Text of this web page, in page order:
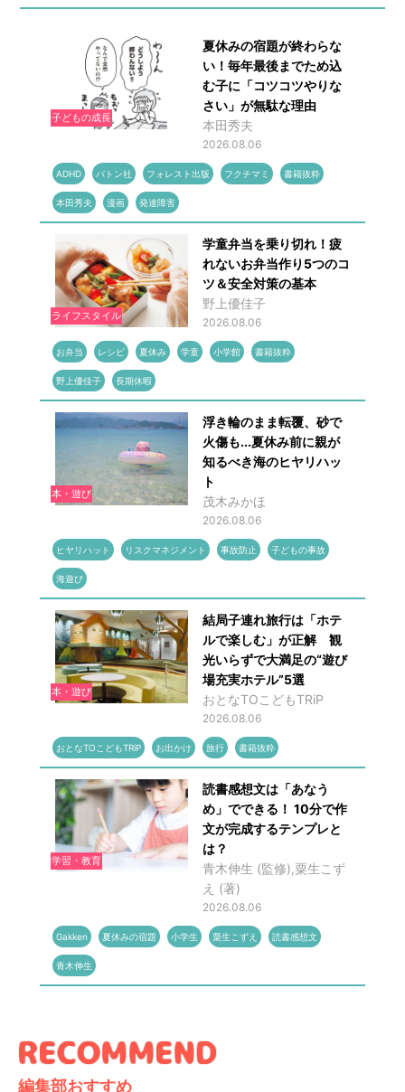
子どもの成長
夏休みの宿題が終わらな
い！毎年最後までため込
む子に「コツコツやりな
さい」が無駄な理由
本田秀夫
2026.08.06
ADHD バトン社 フォレスト出版 フクチマミ 書籍抜粋
本田秀夫 漫画 発達障害
ライフスタイル
学童弁当を乗り切れ！疲
れないお弁当作り5つのコ
ツ＆安全対策の基本
野上優佳子
2026.08.06
お弁当 レシピ 夏休み 学童 小学館 書籍抜粋
野上優佳子 長期休暇
本・遊び
浮き輪のまま転覆、砂で
火傷も...夏休み前に親が
知るべき海のヒヤリハッ
ト
茂木みかほ
2026.08.06
ヒヤリハット リスクマネジメント 事故防止 子どもの事故
海遊び
本・遊び
結局子連れ旅行は「ホテ
ルで楽しむ」が正解 観
光いらずで大満足の“遊び
場充実ホテル”5選
おとなTOこどもTRiP
2026.08.06
おとなTOこどもTRiP お出かけ 旅行 書籍抜粋
学習・教育
読書感想文は「あなう
め」でできる！ 10分で作
文が完成するテンプレと
は？
青木伸生 (監修),粟生こず
え (著)
2026.08.06
Gakken 夏休みの宿題 小学生 粟生こずえ 読書感想文
青木伸生
編集部おすすめ